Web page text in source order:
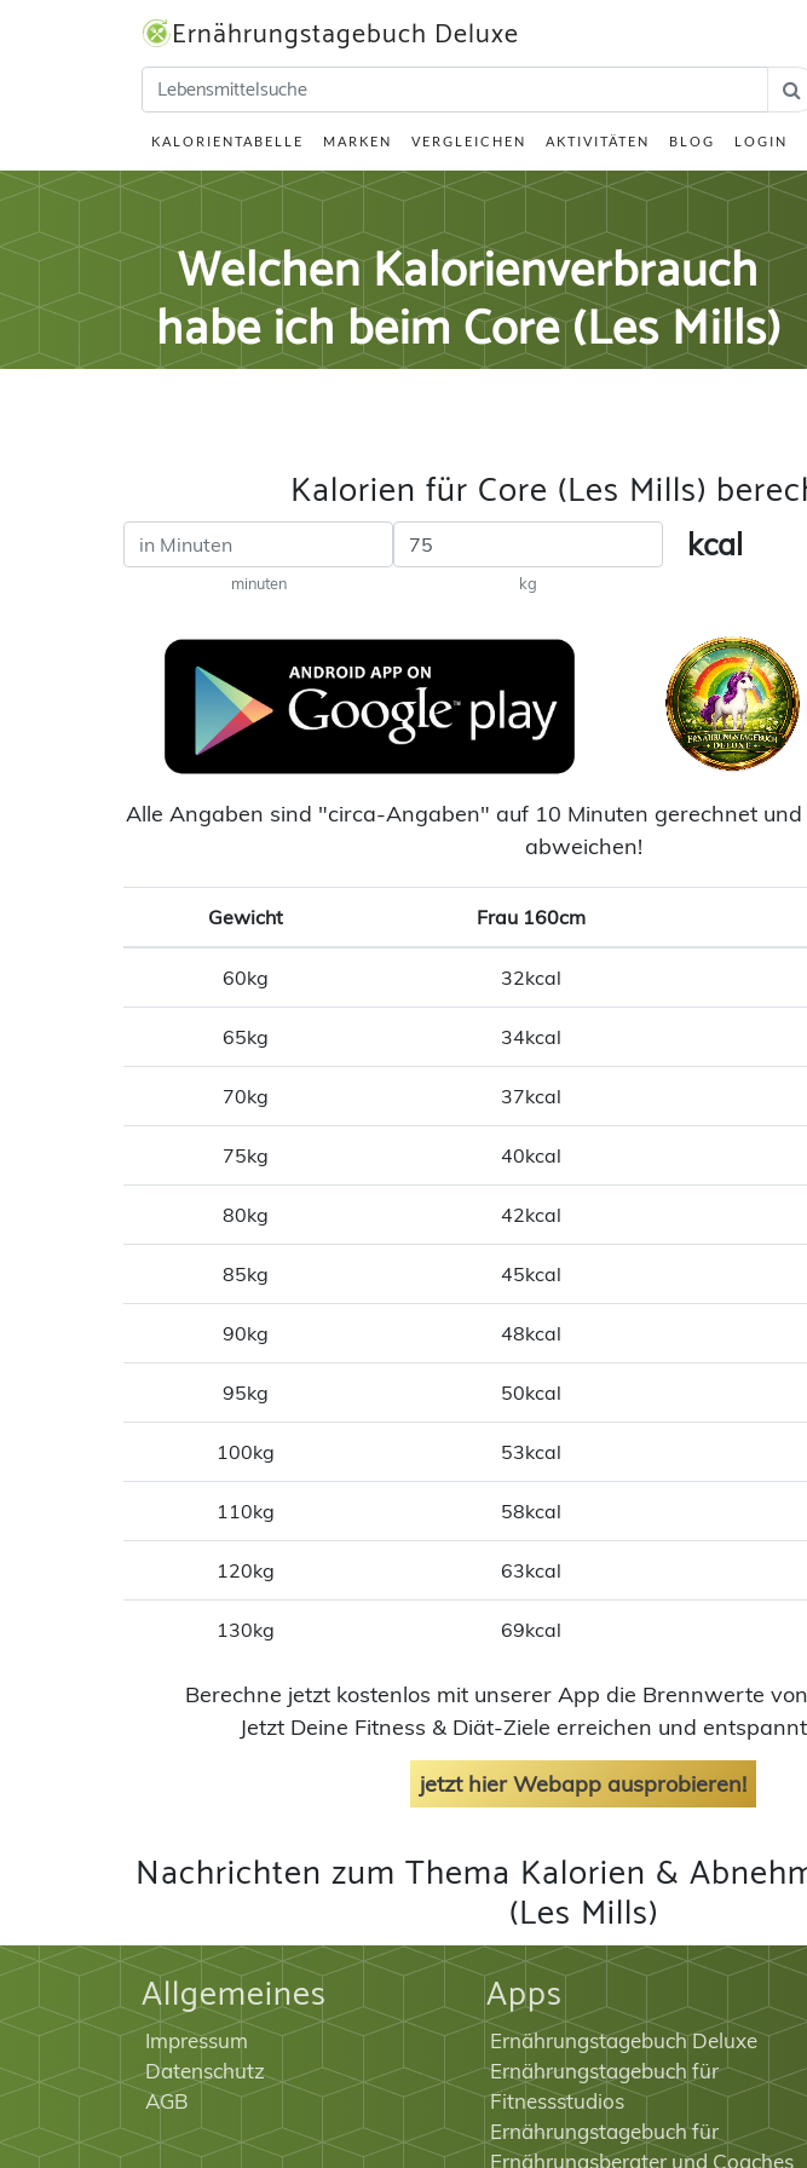
Ernährungstagebuch Deluxe
KALORIENTABELLE MARKEN VERGLEICHEN AKTIVITÄTEN BLOG LOGIN
Welchen Kalorienverbrauch
habe ich beim Core (Les Mills)
Kalorien für Core (Les Mills)
minuten kg
kcal
Alle Angaben sind "circa-Angaben" auf 10 Minuten gerechnet
abweichen!
Gewicht Frau 160cm
60kg 32kcal
65kg 34kcal
70kg 37kcal
75kg 40kcal
80kg 42kcal
85kg 45kcal
90kg 48kcal
95kg 50kcal
100kg 53kcal
110kg 58kcal
120kg 63kcal
130kg 69kcal
Berechne jetzt kostenlos mit unserer App die Brennwerte von
Jetzt Deine Fitness & Diät-Ziele erreichen und
jetzt hier Webapp ausprobieren!
Nachrichten zum Thema Kalorien &
(Les Mills)
Allgemeines
Impressum
Datenschutz
AGB
Apps
Ernährungstagebuch Deluxe
Ernährungstagebuch für
Fitnessstudios
Ernährungstagebuch für
Ernährungsberater und Coaches